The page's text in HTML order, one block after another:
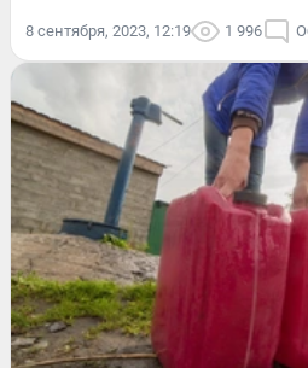
8 сентября, 2023, 12:19 1 996